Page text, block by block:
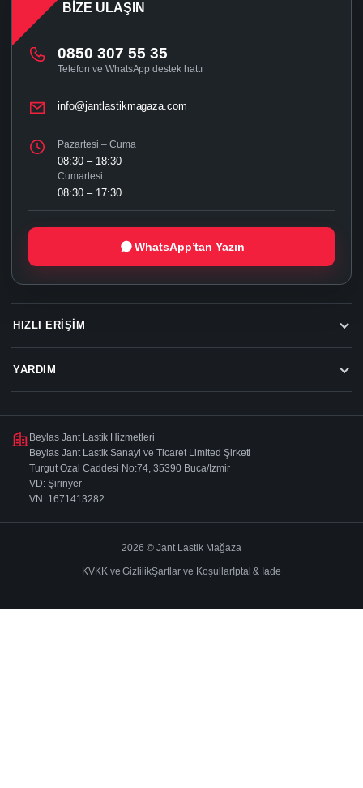
HIZLI ERIŞIM
YARDIM
BIZE ULAŞIN
0850 307 55 35
Telefon ve WhatsApp destek hattı
info@jantlastikmagaza.com
Pazartesi – Cuma
08:30 – 18:30
Cumartesi
08:30 – 17:30
WhatsApp’tan Yazın
Beylas Jant Lastik Hizmetleri
Beylas Jant Lastik Sanayi ve Ticaret Limited Şirketi
Turgut Özal Caddesi No:74, 35390 Buca/İzmir
VD: Şirinyer
VN: 1671413282
2026 © Jant Lastik Mağaza
KVKK ve GizlilikŞartlar ve Koşullarİptal & İade